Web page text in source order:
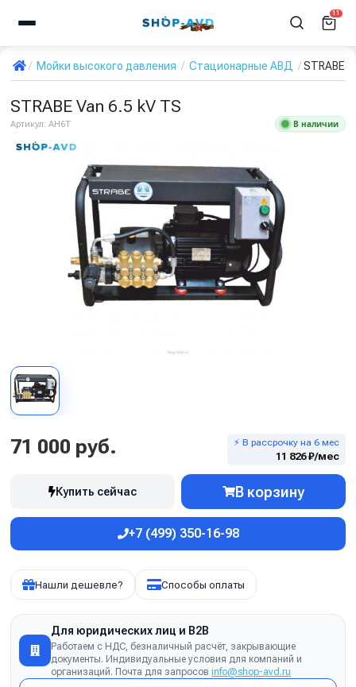
11
Мойки высокого давления Стационарные АВД STRABE
STRABE Van 6.5 kV TS
Артикул: AH6T В наличии
71 000 руб. ⚡ В рассрочку на 6 мес
11 826 ₽/мес
Купить сейчас В корзину
+7 (499) 350-16-98
Нашли дешевле? Способы оплаты
Для юридических лиц и B2B
Работаем с НДС, безналичный расчёт, закрывающие
документы. Индивидуальные условия для компаний и
организаций. Почта для запросов info@shop-avd.ru